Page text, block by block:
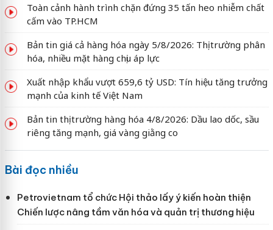
Toàn cảnh hành trình chặn đứng 35 tấn heo nhiễm chất
cấm vào TP.HCM
Bản tin giá cả hàng hóa ngày 5/8/2026: Thị trường phân
hóa, nhiều mặt hàng chịu áp lực
Xuất nhập khẩu vượt 659,6 tỷ USD: Tín hiệu tăng trưởng
mạnh của kinh tế Việt Nam
Bản tin thị trường hàng hóa 4/8/2026: Dầu lao dốc, sầu
riêng tăng mạnh, giá vàng giằng co
Bài đọc nhiều
Petrovietnam tổ chức Hội thảo lấy ý kiến hoàn thiện
Chiến lược nâng tầm văn hóa và quản trị thương hiệu